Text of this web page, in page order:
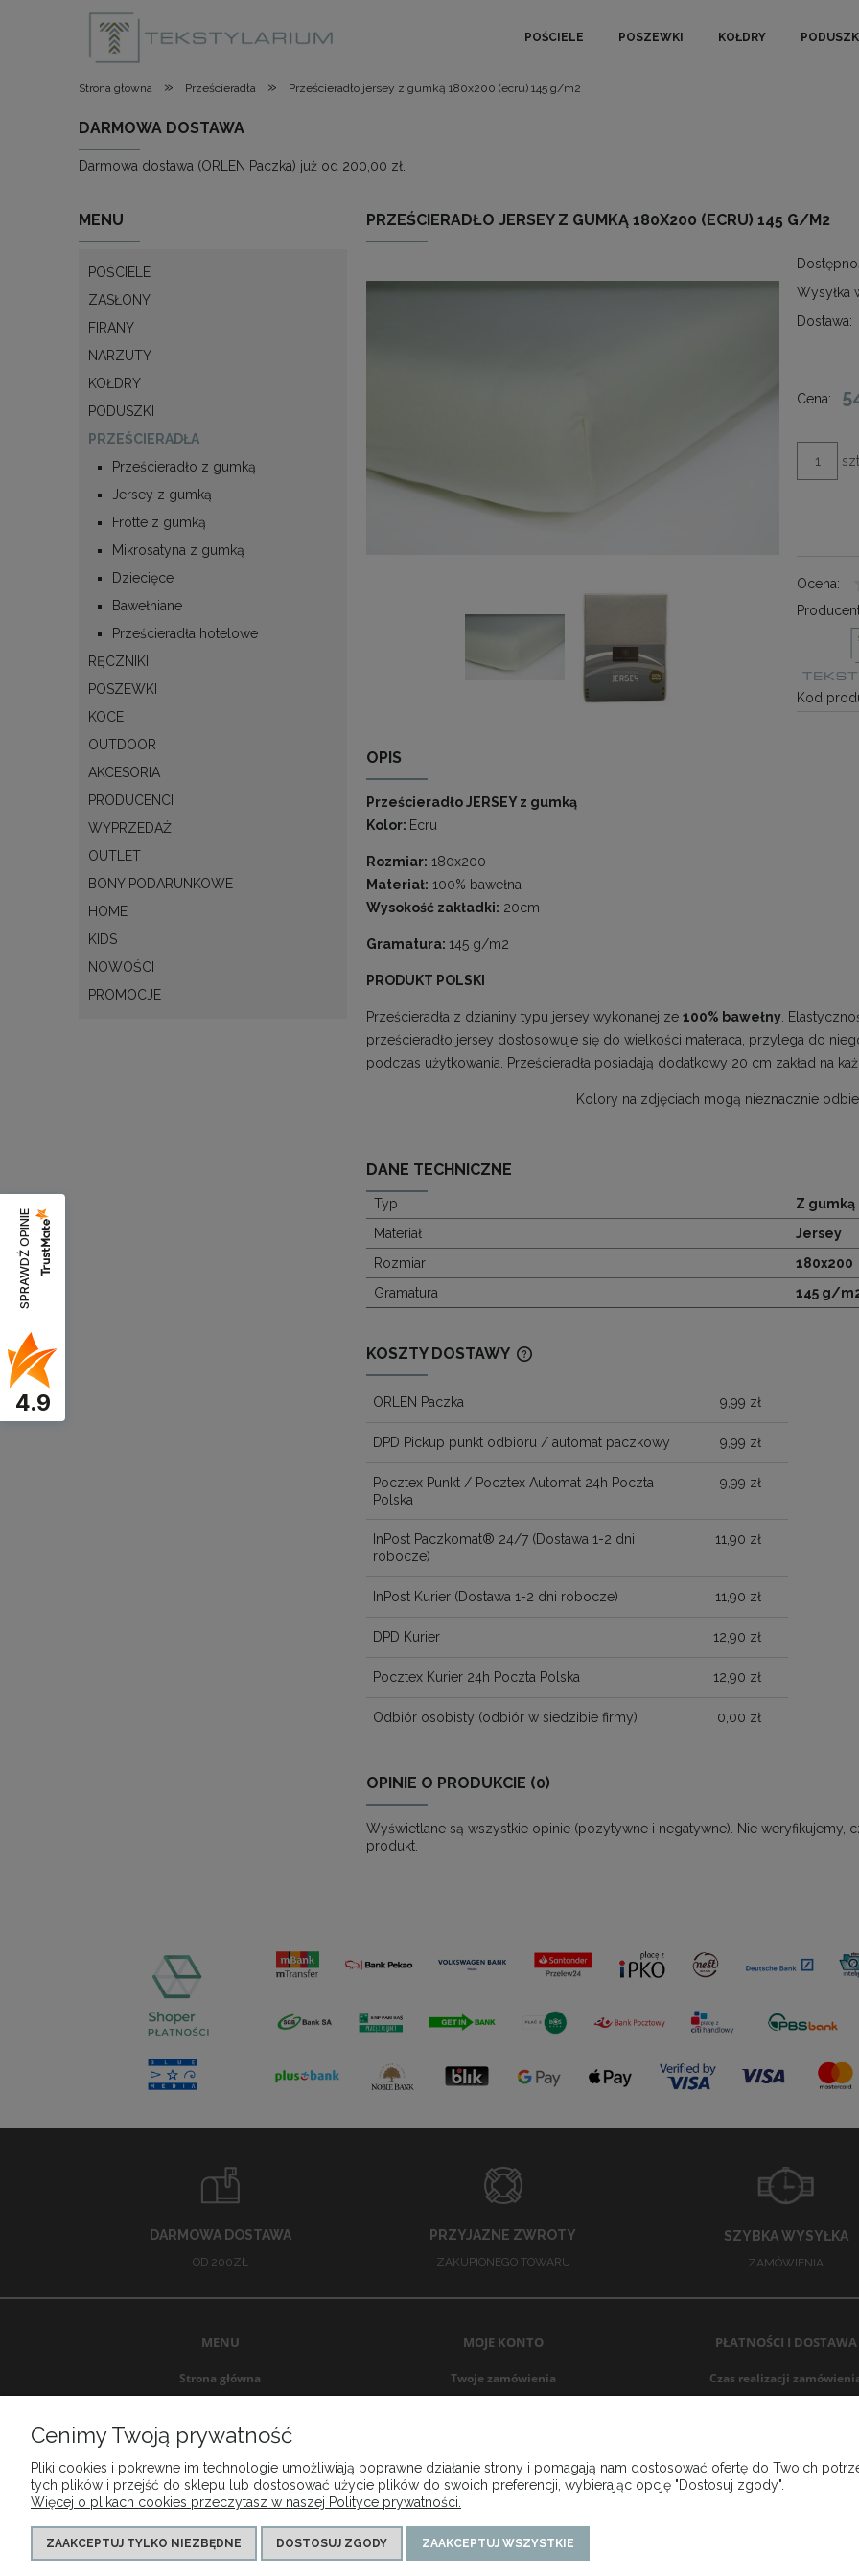
POŚCIELE POSZEWKI KOŁDRY
Strona główna » Prześcieradła » Prześcieradło jersey z gumką 180x200 (ecru) 145 g/m2
DARMOWA DOSTAWA
Darmowa dostawa (ORLEN Paczka) już od 200,00 zł.
MENU
POŚCIELE
ZASŁONY
FIRANY
NARZUTY
KOŁDRY
PODUSZKI
PRZEŚCIERADŁA
Prześcieradło z gumką
Jersey z gumką
Frotte z gumką
Mikrosatyna z gumką
Dziecięce
Bawełniane
Prześcieradła hotelowe
RĘCZNIKI
POSZEWKI
KOCE
OUTDOOR
AKCESORIA
PRODUCENCI
WYPRZEDAŻ
OUTLET
BONY PODARUNKOWE
HOME
KIDS
NOWOŚCI
PROMOCJE
PRZEŚCIERADŁO JERSEY Z GUMKĄ 180X200 (ECRU) 145 G/M2
Wysyłka
Dostawa:
Cena:
Ocena:
Kod
OPIS
Prześcieradło JERSEY z gumką
Kolor: Ecru
Rozmiar: 180x200
Materiał: 100% bawełna
Wysokość zakładki: 20cm
Gramatura: 145 g/m2
PRODUKT POLSKI
Prześcieradła z dzianiny typu jersey wykonanej ze 100% bawełny .
prześcieradło jersey dostosowuje się do wielkości materaca, przylega do
podczas użytkowania. Prześcieradła posiadają dodatkowy 20 cm zakład na
Kolory na zdjęciach mogą nieznacznie
DANE TECHNICZNE
Typ
Z gumką
Materiał
Jersey
Rozmiar
180x200
Gramatura
145 g/
KOSZTY DOSTAWY
CENA NIE ZAWIERA EWENTUALNYCH
ORLEN Paczka 9,99 zł
DPD Pickup punkt odbioru / automat paczkowy 9,99 zł
Pocztex Punkt / Pocztex Automat 24h Poczta
Polska
9,99 zł
InPost Paczkomat® 24/7 (Dostawa 1-2 dni
robocze)
11,90 zł
InPost Kurier (Dostawa 1-2 dni robocze) 11,90 zł
DPD Kurier 12,90 zł
Pocztex Kurier 24h Poczta Polska 12,90 zł
Odbiór osobisty (odbiór w siedzibie firmy) 0,00 zł
OPINIE O PRODUKCIE (0)
Wyświetlane są wszystkie opinie (pozytywne i negatywne). Nie
produkt.
DARMOWA DOSTAWA
OD 200ZŁ
PRZYJAZNE ZWROTY
ZAKUPIONEGO TOWARU
SZYBKA WYSYŁKA
ZAMÓWIENIA
MENU
Strona główna
Promocje
Producenci
Outlet
Wyprzedaż
MOJE KONTO
Twoje zamówienia
Ustawienia konta
PŁATNOŚCI I DOSTAWA
Czas realizacji
Czas i koszt dostawy
SPRAWDŹ OPINIE
4.9
Cenimy Twoją prywatność
Pliki cookies i pokrewne im technologie umożliwiają poprawne działanie strony i pomagają nam dostosować ofertę do Twoich
tych plików i przejść do sklepu lub dostosować użycie plików do swoich preferencji, wybierając opcję "Dostosuj zgody".
Więcej o plikach cookies przeczytasz w naszej Polityce prywatności.
ZAAKCEPTUJ TYLKO NIEZBĘDNE DOSTOSUJ ZGODY ZAAKCEPTUJ WSZYSTKIE